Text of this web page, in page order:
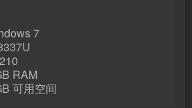
7
RAM
可用空间